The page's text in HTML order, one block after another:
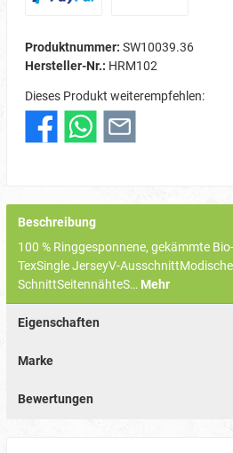
Produktnummer: SW10039.36
Hersteller-Nr.: HRM102
Dieses Produkt weiterempfehlen:
Beschreibung
100 % Ringgesponnene, gekämmte
TexSingle JerseyV-
SchnittSeitennähteS… Mehr
Eigenschaften
Marke
Bewertungen